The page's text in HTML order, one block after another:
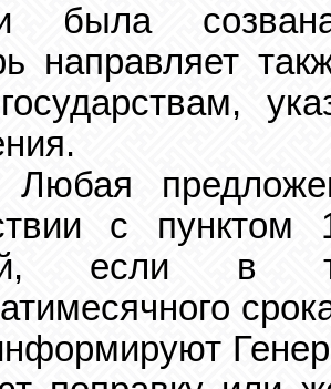
была
направляет
с пунктом
если в